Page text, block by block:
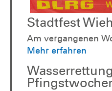
Stadtfest
Am vergangenen
Mehr erfahren